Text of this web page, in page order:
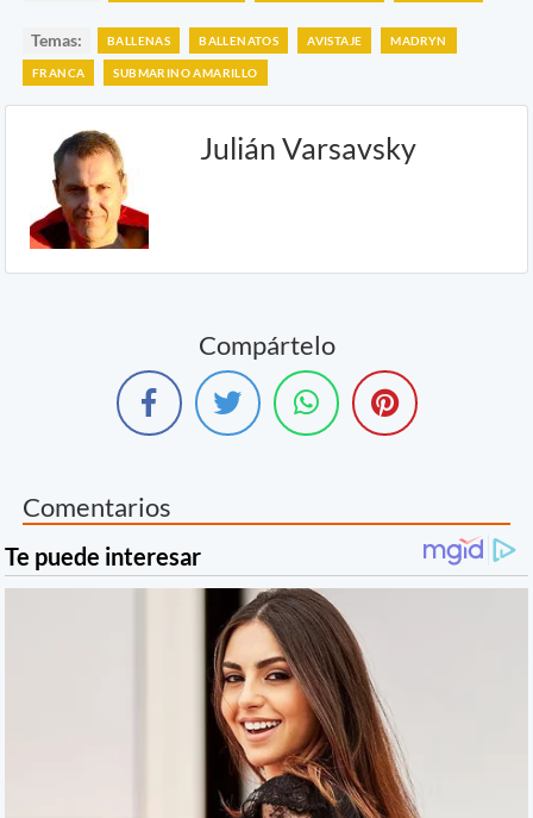
Temas: BALLENAS BALLENATOS AVISTAJE MADRYN
FRANCA SUBMARINO AMARILLO
Julián Varsavsky
Compártelo
Comentarios